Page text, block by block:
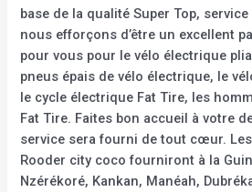
base de la qualité Super Top,
nous efforçons d’être un excellent
pour vous pour le vélo électrique
pneus épais de vélo électrique, le
le cycle électrique Fat Tire, les
Fat Tire. Faites bon accueil à votre
service sera fourni de tout cœur.
Rooder city coco fourniront à la
Nzérékoré, Kankan, Manéah,